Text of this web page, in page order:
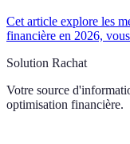
Cet article explore les
financière en 2026,
Solution Rachat
Votre source
optimisation financière.